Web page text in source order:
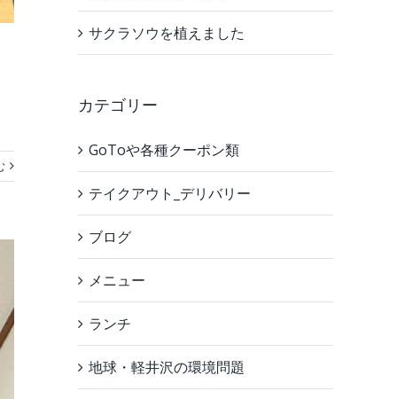
サクラソウを植えました
カテゴリー
GoToや各種クーポン類
テイクアウト_デリバリー
ブログ
メニュー
ランチ
地球・軽井沢の環境問題